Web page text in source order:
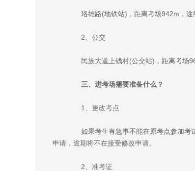
珞雄路(地铁站)，距离考场942m，途
2、公交
民族大道上钱村(公交站)，距离考场
三、进考场需要准备什么？
1、更改考点
如果考生有急事不能在原考点参加考
申请，逾期将不在接受修改申请。
2、准考证